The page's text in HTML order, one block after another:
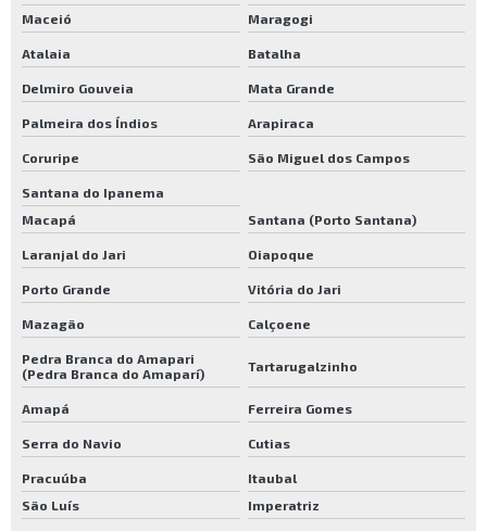
Maceió
Maragogi
Atalaia Batalha
Delmiro Gouveia Mata Grande
Palmeira dos Índios Arapiraca
Coruripe São Miguel dos Campos
Santana do Ipanema
Macapá
Santana (Porto Santana)
Laranjal do Jari Oiapoque
Porto Grande Vitória do Jari
Mazagão Calçoene
Pedra Branca do Amapari
(Pedra Branca do Amaparí)
Tartarugalzinho
Amapá Ferreira Gomes
Serra do Navio Cutias
Pracuúba
Itaubal
São Luís
Imperatriz